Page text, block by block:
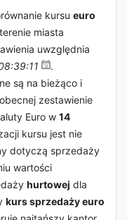
kursu euro
miasta
uwzględnia
.
są na bieżąco i
zestawienie
Euro w 14
kursu jest nie
dotyczą sprzedaży
wartości
hurtowej dla
kurs sprzedaży euro